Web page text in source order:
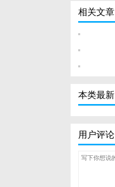
相关文章
本类最新
用户评论